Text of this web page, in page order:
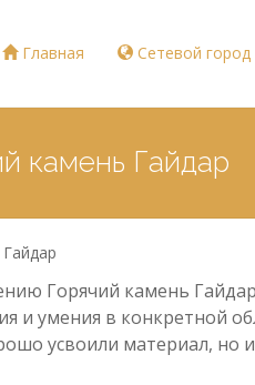
Главная Сетевой город
камень Гайдар
Горячий камень
и умения в конкретной
усвоили материал, но